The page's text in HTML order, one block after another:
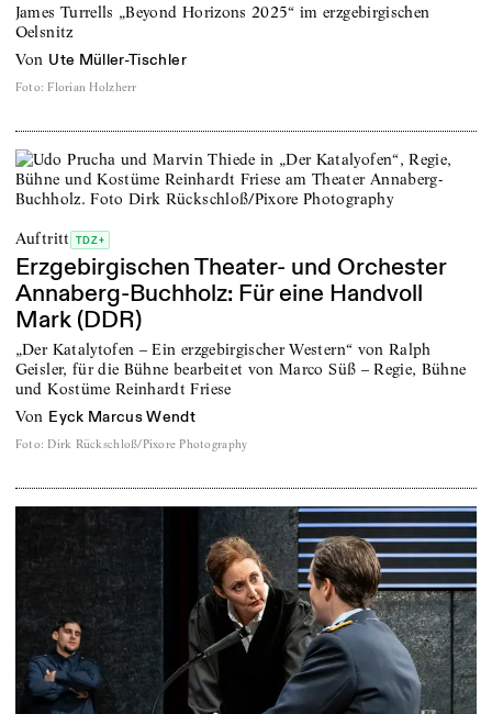
James Turrells „Beyond Horizons 2025“ im erzgebirgischen
Oelsnitz
von Ute Müller-Tischler
Foto: Florian Holzherr
Auftritt TDZ+
Erzgebirgischen Theater- und Orchester
Annaberg-Buchholz: Für eine Handvoll
Mark (DDR)
„Der Katalytofen – Ein erzgebirgischer Western“ von Ralph
Geisler, für die Bühne bearbeitet von Marco Süß – Regie, Bühne
und Kostüme Reinhardt Friese
von Eyck Marcus Wendt
Foto: Dirk Rückschloß/Pixore Photography